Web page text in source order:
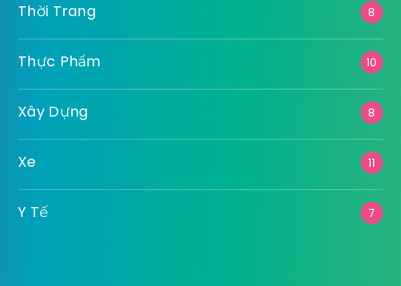
Thời Trang 8
Thực Phẩm 10
Xây Dựng 8
Xe 11
Y Tế 7